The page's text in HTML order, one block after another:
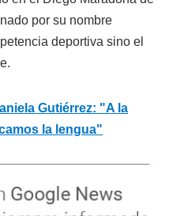
por su nombre
deportiva sino el
Gutiérrez: "A la
la lengua"